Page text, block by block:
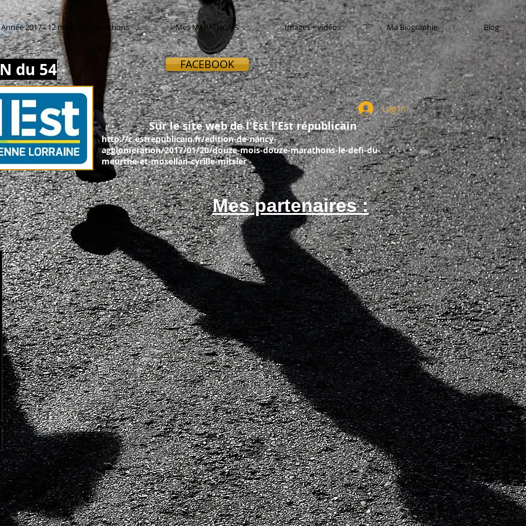
Année 2017 - 12 mois - 12 marathons Mes MARATHONS Images + vidéos Ma Biographie Blog
du 54 FACEBOOK
Sur le site web de l'Est l'Est républicain
http://c.estrepublicain.fr/edition-de-nancy-
agglomeration/2017/01/20/douze-mois-douze-marathons-le-defi-du-
meurthe-et-mosellan-cyrille-mitsler
Log In
Mes partenaires :